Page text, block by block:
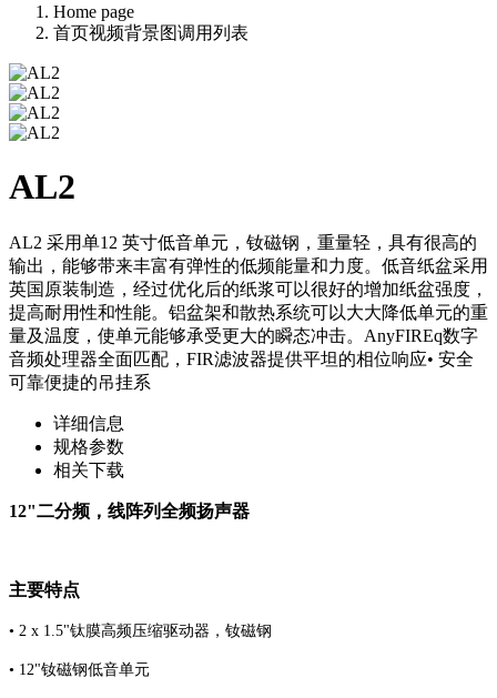
Home page
首页视频背景图调用列表
AL2
AL2 采用单12 英寸低音单元，钕磁钢，重量轻，具有很高的
输出，能够带来丰富有弹性的低频能量和力度。低音纸盆采用
英国原装制造，经过优化后的纸浆可以很好的增加纸盆强度，
提高耐用性和性能。铝盆架和散热系统可以大大降低单元的重
量及温度，使单元能够承受更大的瞬态冲击。AnyFIREq数字
音频处理器全面匹配，FIR滤波器提供平坦的相位响应• 安全
可靠便捷的吊挂系
详细信息
规格参数
相关下载
12"二分频，线阵列全频扬声器
主要特点
• 2 x 1.5"钛膜高频压缩驱动器，钕磁钢
• 12"钕磁钢低音单元